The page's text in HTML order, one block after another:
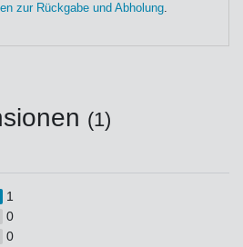
zur Rückgabe und Abholung.
(1)
1
0
0